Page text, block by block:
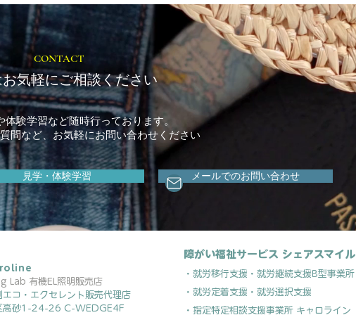
リボンマルシェ」 に出店いた
します。
CONTACT
お気軽にご相談ください
体験学習など随時行っております。
問など、お気軽にお問い合わせください
見学・体験学習 メールでのお問い合わせ
Lab 有機EL照明販売店
エコ・エクセレント販売代理店
高砂1-24-26 C-WEDGE4F
障がい福祉サービス シェアスマイル
・就労移行支援 ・就労継続支援B型事業所
・就労定着支援 ・就労選択支援
・指定特定相談支援事業所 キャロライン